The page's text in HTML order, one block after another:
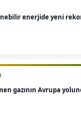
enerjide yeni
gazının Avrupa